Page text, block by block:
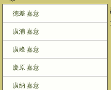
德差 嘉意
廣浦 嘉意
廣峰 嘉意
慶原 嘉意
廣納 嘉意